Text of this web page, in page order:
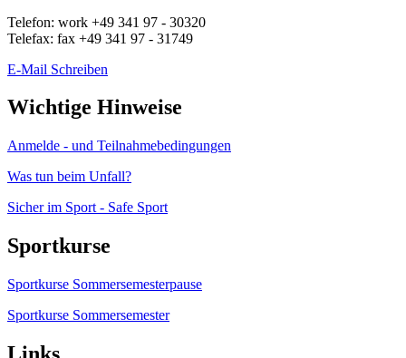
Telefon: work +49 341 97 - 30320
Telefax: fax +49 341 97 - 31749
E-Mail Schreiben
Wichtige Hinweise
Anmelde - und Teilnahmebedingungen
Was tun beim Unfall?
Sicher im Sport - Safe Sport
Sportkurse
Sportkurse Sommersemesterpause
Sportkurse Sommersemester